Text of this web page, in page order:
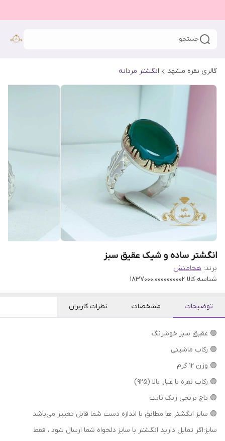
جستجو
گالری نقره مشهد انگشتر مردانه
انگشتر ساده و شیک عقیق سبز
برند: هخامنش
شناسه کالا 1837000.0000000002
توضیحات مشخصات نظرات کاربران
🟢 عقیق سبز خوشرنگ
🟢 رکاب ماشینی
🟢 وزن ۱۲ گرم
🟢 رکاب نقره با عیار بالا (۹۲۵)
🟢 تاج برنجی رنگ ثابت
🟢 سایز انگشتر ها مطابق با اندازه دست شما قابل تغییر می‌باشد
سایز:اگر تمایل دارید انگشتر با سایز دلخواه شما ارسال شود ، فقط